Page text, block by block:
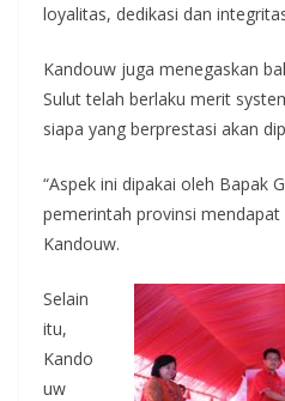
loyalitas, dedikasi dan
Kandouw juga menegaskan
Sulut telah berlaku merit
siapa yang berprestasi akan
“Aspek ini dipakai oleh Bapak
pemerintah provinsi mendapat
Kandouw.
Selain
itu,
Kando
uw